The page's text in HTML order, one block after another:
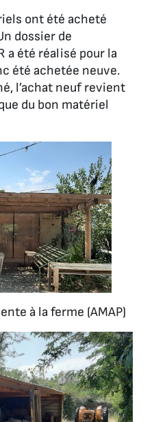
ont été acheté
dossier de
a été réalisé pour la
été achetée neuve.
l’achat neuf revient
du bon matériel
à la ferme (AMAP)